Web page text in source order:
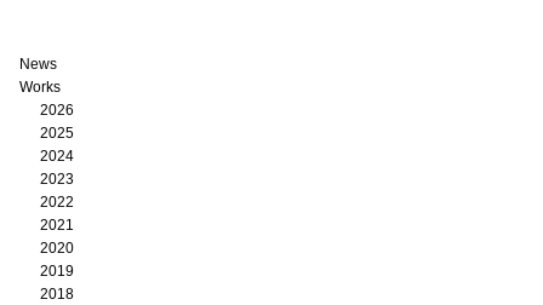
News
Works
2026
2025
2024
2023
2022
2021
2020
2019
2018